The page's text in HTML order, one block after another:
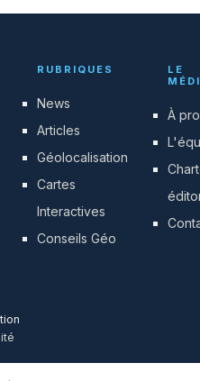
RUBRIQUES
News
Articles
Géolocalisation
Cartes
Interactives
Conseils Géo
LE
À